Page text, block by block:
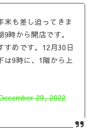
末も差し迫ってきま
時から開店です。
すめです。12月30日
は9時に、1階から上
29, 2022